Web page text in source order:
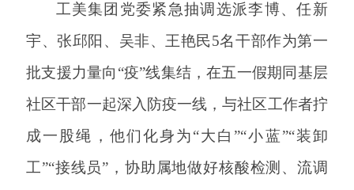
工美集团党委紧急抽调选派李博、任新
宇、张邱阳、吴非、王艳民5名干部作为第一
批支援力量向“疫”线集结，在五一假期同基层
社区干部一起深入防疫一线，与社区工作者拧
成一股绳，他们化身为“大白”“小蓝”“装卸
工”“接线员”，协助属地做好核酸检测、流调